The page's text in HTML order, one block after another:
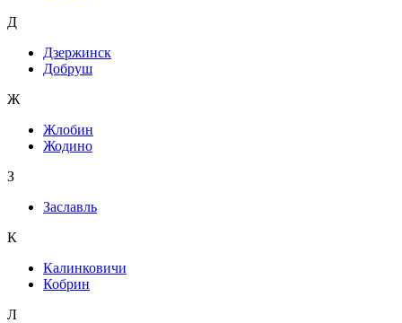
Д
Дзержинск
Добруш
Ж
Жлобин
Жодино
З
Заславль
К
Калинковичи
Кобрин
Л